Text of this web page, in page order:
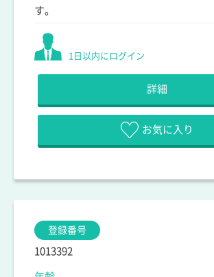
す。
1日以内にログイン
詳細
お気に入り
登録番号
1013392